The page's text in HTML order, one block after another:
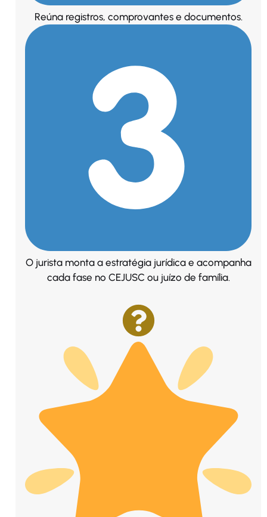
Reúna registros, comprovantes e documentos.
O jurista monta a estratégia jurídica e acompanha
cada fase no CEJUSC ou juízo de família.